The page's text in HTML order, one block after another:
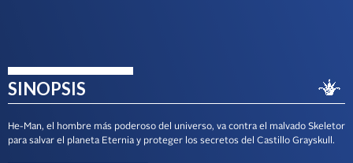
SINOPSIS
He-Man, el hombre más poderoso del universo, va contra el malvado Skeletor
para salvar el planeta Eternia y proteger los secretos del Castillo Grayskull.